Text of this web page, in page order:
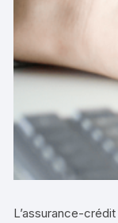
L’assurance-